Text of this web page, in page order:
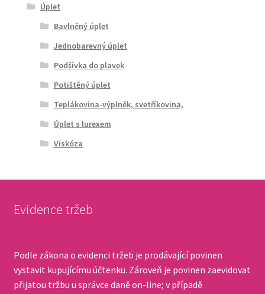
Úplet
Bavlněný úplet
Jednobarevný úplet
Podšívka do plavek
Potištěný úplet
Teplákovina-výplněk, svetříkovina,
Úplet s lurexem
Viskóza
Evidence tržeb
Podle zákona o evidenci tržeb je prodávající povinen
vystavit kupujícímu účtenku. Zároveň je povinen zaevidovat
přijatou tržbu u správce daně on-line; v případě